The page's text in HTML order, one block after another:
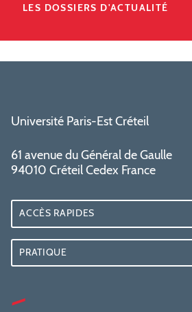
LES DOSSIERS D'ACTUALITÉ
Université Paris-Est Créteil
61 avenue du Général de Gaulle
94010 Créteil Cedex France
ACCÈS RAPIDES
PRATIQUE